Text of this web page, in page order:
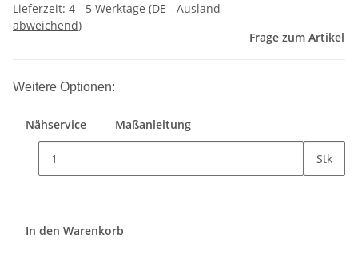
Lieferzeit: 4 - 5 Werktage (DE - Ausland
abweichend)
Frage zum Artikel
Weitere Optionen:
Nähservice Maßanleitung
Stk
In den Warenkorb